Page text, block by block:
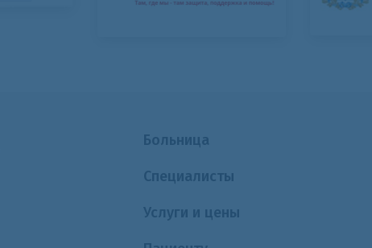
Больница
Специалисты
Услуги и цены